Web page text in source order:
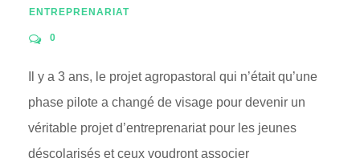
ENTREPRENARIAT
0
Il y a 3 ans, le projet agropastoral qui n’était qu’une
phase pilote a changé de visage pour devenir un
véritable projet d’entreprenariat pour les jeunes
déscolarisés et ceux voudront associer